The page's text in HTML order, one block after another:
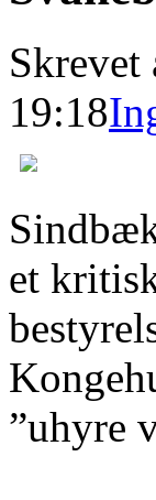
Skrevet
19:18
et
”uhyre